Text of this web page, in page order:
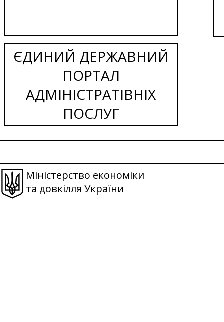
ЄДИНИЙ ДЕРЖАВНИЙ
ПОРТАЛ
АДМІНІСТРАТІВНІХ
ПОСЛУГ
Міністерство економіки
та довкілля України